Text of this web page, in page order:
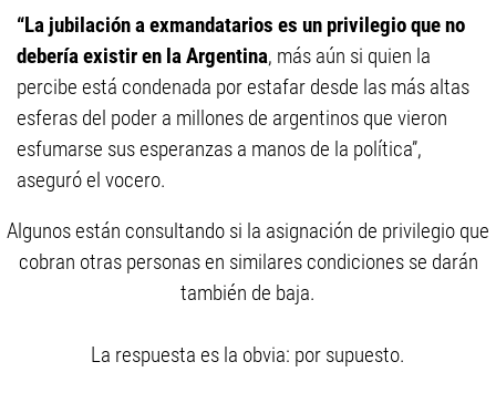
“La jubilación a exmandatarios es un privilegio que no
debería existir en la Argentina, más aún si quien la
percibe está condenada por estafar desde las más altas
esferas del poder a millones de argentinos que vieron
esfumarse sus esperanzas a manos de la política”,
aseguró el vocero.
Algunos están consultando si la asignación de privilegio que
cobran otras personas en similares condiciones se darán
también de baja.
La respuesta es la obvia: por supuesto.